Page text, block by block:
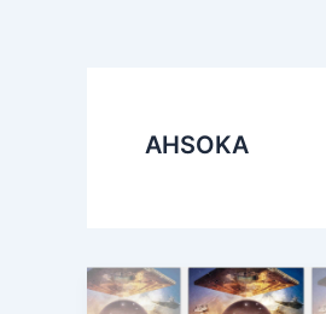
AHSOKA